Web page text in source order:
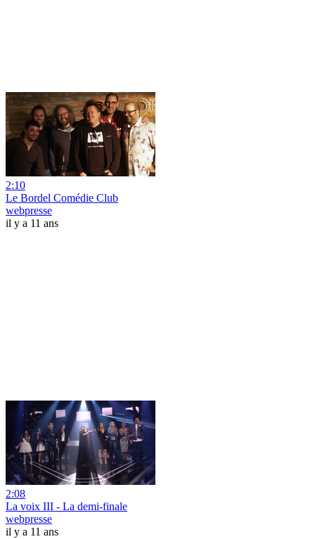
2:10
Le Bordel Comédie Club
webpresse
il y a 11 ans
2:08
La voix III - La demi-finale
webpresse
il y a 11 ans